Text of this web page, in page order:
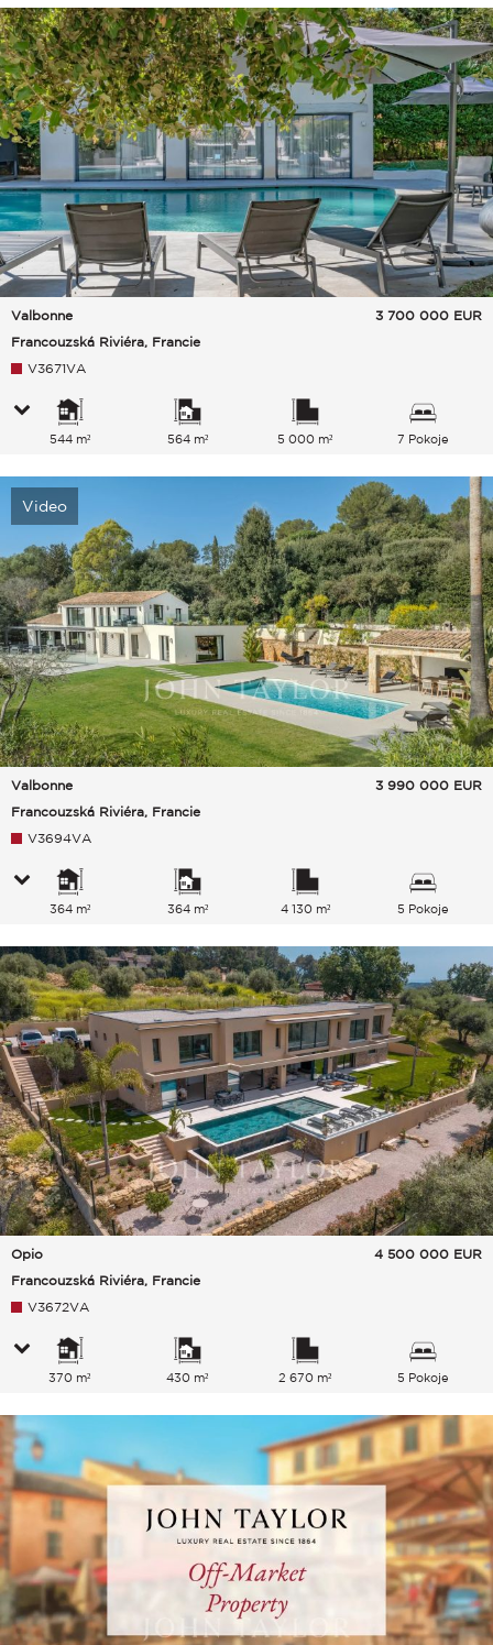
Valbonne
Francouzská Riviéra, Francie
3 700 000 EUR
V3671VA
544 m² 564 m² 5 000 m² 7 Pokoje
Video
Valbonne
Francouzská Riviéra, Francie
3 990 000 EUR
V3694VA
364 m² 364 m² 4 130 m² 5 Pokoje
Opio
Francouzská Riviéra, Francie
4 500 000 EUR
V3672VA
370 m² 430 m² 2 670 m² 5 Pokoje